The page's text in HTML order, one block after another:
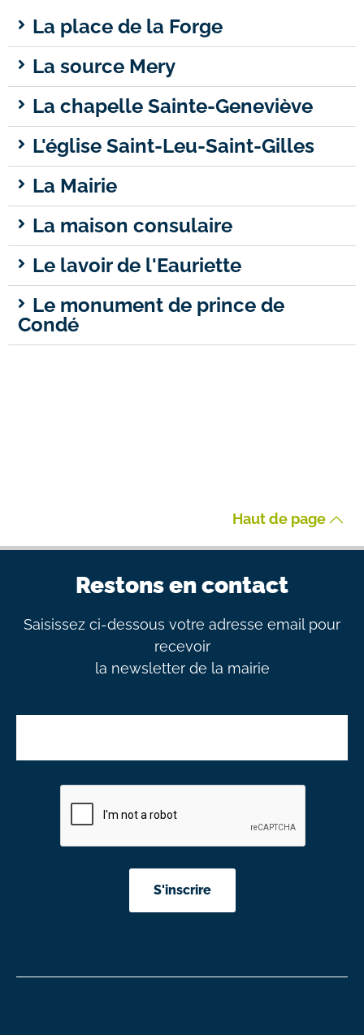
La place de la Forge
La source Mery
La chapelle Sainte-Geneviève
L'église Saint-Leu-Saint-Gilles
La Mairie
La maison consulaire
Le lavoir de l'Eauriette
Le monument de prince de
Condé
Haut de page
Restons en contact
Saisissez ci-dessous votre adresse email pour
recevoir
la newsletter de la mairie